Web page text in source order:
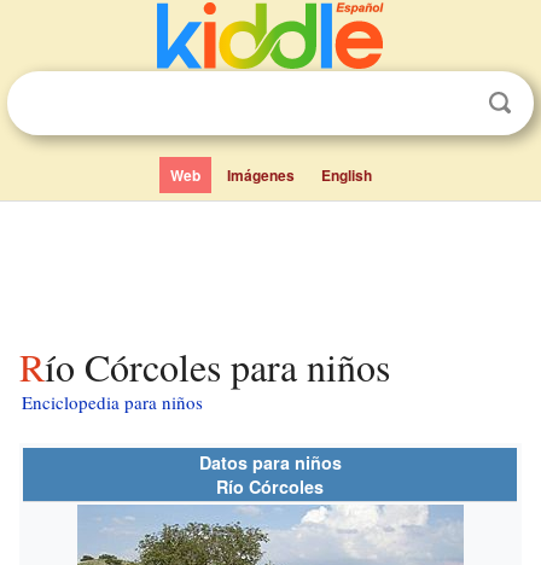
Web Imágenes English
Río Córcoles para niños
Enciclopedia para niños
Datos para niños
Río Córcoles